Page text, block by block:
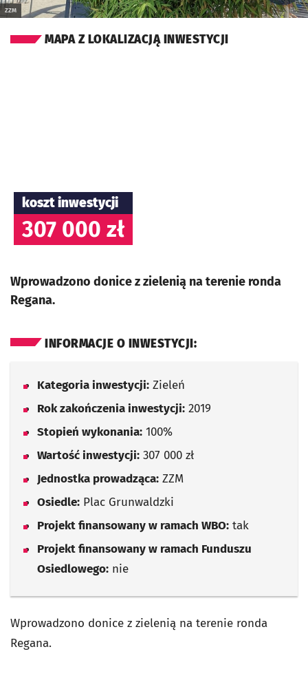
ZZM
MAPA Z LOKALIZACJĄ INWESTYCJI
koszt inwestycji
307 000 zł
Wprowadzono donice z zielenią na terenie ronda
Regana.
INFORMACJE O INWESTYCJI:
Kategoria inwestycji: Zieleń
Rok zakończenia inwestycji: 2019
Stopień wykonania: 100%
Wartość inwestycji: 307 000 zł
Jednostka prowadząca: ZZM
Osiedle: Plac Grunwaldzki
Projekt finansowany w ramach WBO: tak
Projekt finansowany w ramach Funduszu
Osiedlowego: nie
Wprowadzono donice z zielenią na terenie ronda
Regana.